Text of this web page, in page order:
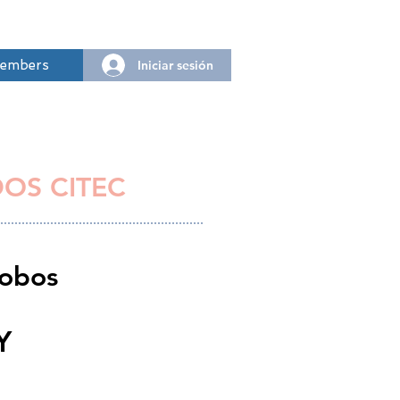
Iniciar sesión
CITEC